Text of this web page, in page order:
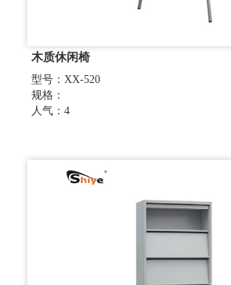
木质休闲椅
型号：XX-520
规格：
人气：4